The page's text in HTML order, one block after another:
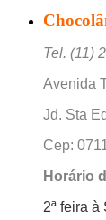
Tel. (11)
Avenida
Jd. Sta
Cep:
Horário
2ª feira à